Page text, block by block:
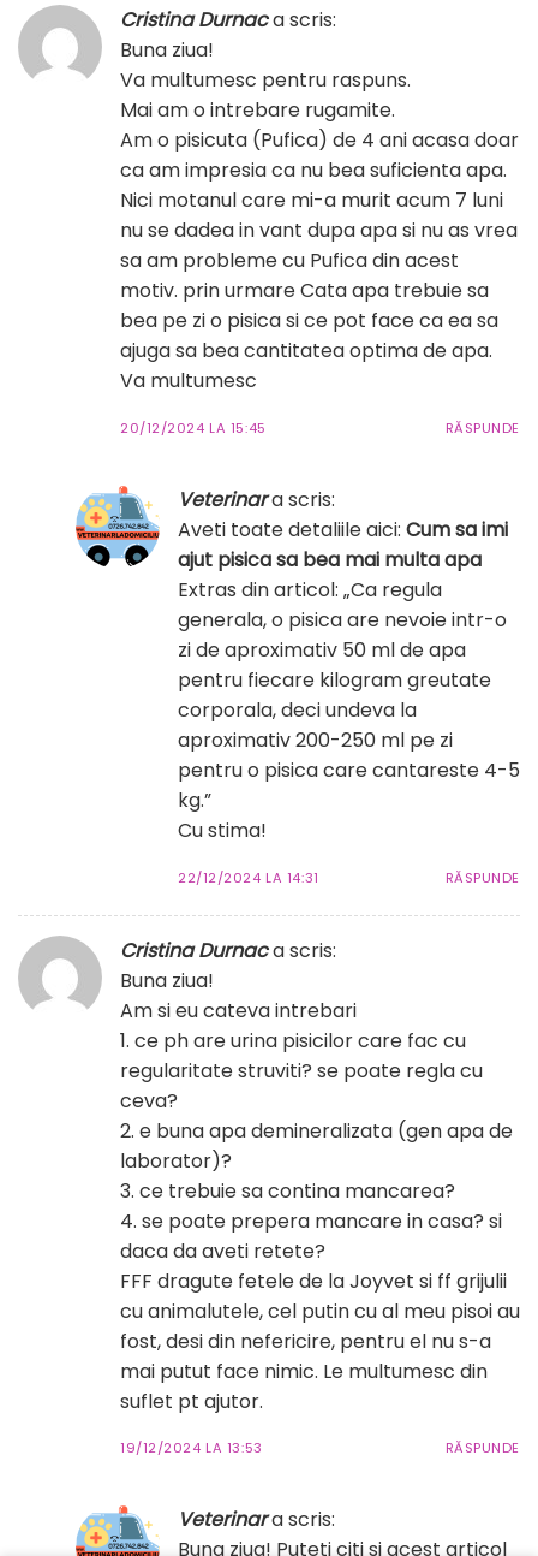
Cristina Durnaca scris:
Buna ziua!
Va multumesc pentru raspuns.
Mai am o intrebare rugamite.
Am o pisicuta (Pufica) de 4 ani acasa doar
ca am impresia ca nu bea suficienta apa.
Nici motanul care mi-a murit acum 7 luni
nu se dadea in vant dupa apa si nu as vrea
sa am probleme cu Pufica din acest
motiv. prin urmare Cata apa trebuie sa
bea pe zi o pisica si ce pot face ca ea sa
ajuga sa bea cantitatea optima de apa.
Va multumesc
20/12/2024 LA 15:45 RĂSPUNDE
Veterinara scris:
Aveti toate detaliile aici: Cum sa imi
ajut pisica sa bea mai multa apa
Extras din articol: „Ca regula
generala, o pisica are nevoie intr-o
zi de aproximativ 50 ml de apa
pentru fiecare kilogram greutate
corporala, deci undeva la
aproximativ 200-250 ml pe zi
pentru o pisica care cantareste 4-5
kg.”
Cu stima!
22/12/2024 LA 14:31 RĂSPUNDE
Cristina Durnaca scris:
Buna ziua!
Am si eu cateva intrebari
1. ce ph are urina pisicilor care fac cu
regularitate struviti? se poate regla cu
ceva?
2. e buna apa demineralizata (gen apa de
laborator)?
3. ce trebuie sa contina mancarea?
4. se poate prepera mancare in casa? si
daca da aveti retete?
FFF dragute fetele de la Joyvet si ff grijulii
cu animalutele, cel putin cu al meu pisoi au
fost, desi din nefericire, pentru el nu s-a
mai putut face nimic. Le multumesc din
suflet pt ajutor.
19/12/2024 LA 13:53 RĂSPUNDE
Veterinara scris:
Buna ziua! Puteti citi si acest articol